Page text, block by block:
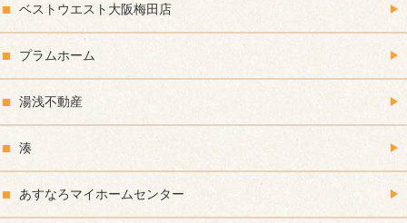
ベストウエスト大阪梅田店
プラムホーム
湯浅不動産
湊
あすなろマイホームセンター